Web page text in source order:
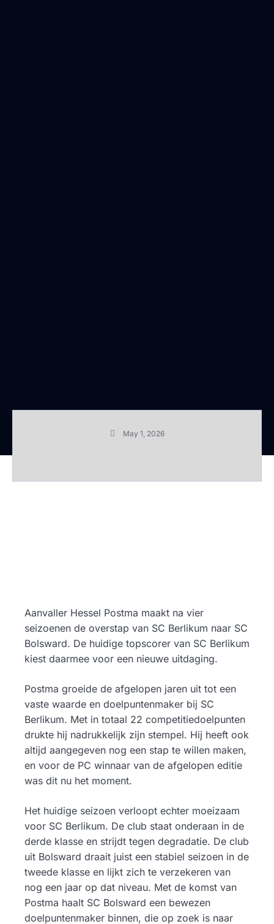
May 1, 2026
Aanvaller Hessel Postma maakt na vier
seizoenen de overstap van SC Berlikum naar SC
Bolsward. De huidige topscorer van SC Berlikum
kiest daarmee voor een nieuwe uitdaging.
Postma groeide de afgelopen jaren uit tot een
vaste waarde en doelpuntenmaker bij SC
Berlikum. Met in totaal 22 competitiedoelpunten
drukte hij nadrukkelijk zijn stempel. Hij heeft ook
altijd aangegeven nog een stap te willen maken,
en voor de PC winnaar van de afgelopen editie
was dit nu het moment.
Het huidige seizoen verloopt echter moeizaam
voor SC Berlikum. De club staat onderaan in de
derde klasse en strijdt tegen degradatie. De club
uit Bolsward draait juist een stabiel seizoen in de
tweede klasse en lijkt zich te verzekeren van
nog een jaar op dat niveau. Met de komst van
Postma haalt SC Bolsward een bewezen
doelpuntenmaker binnen, die op zoek is naar